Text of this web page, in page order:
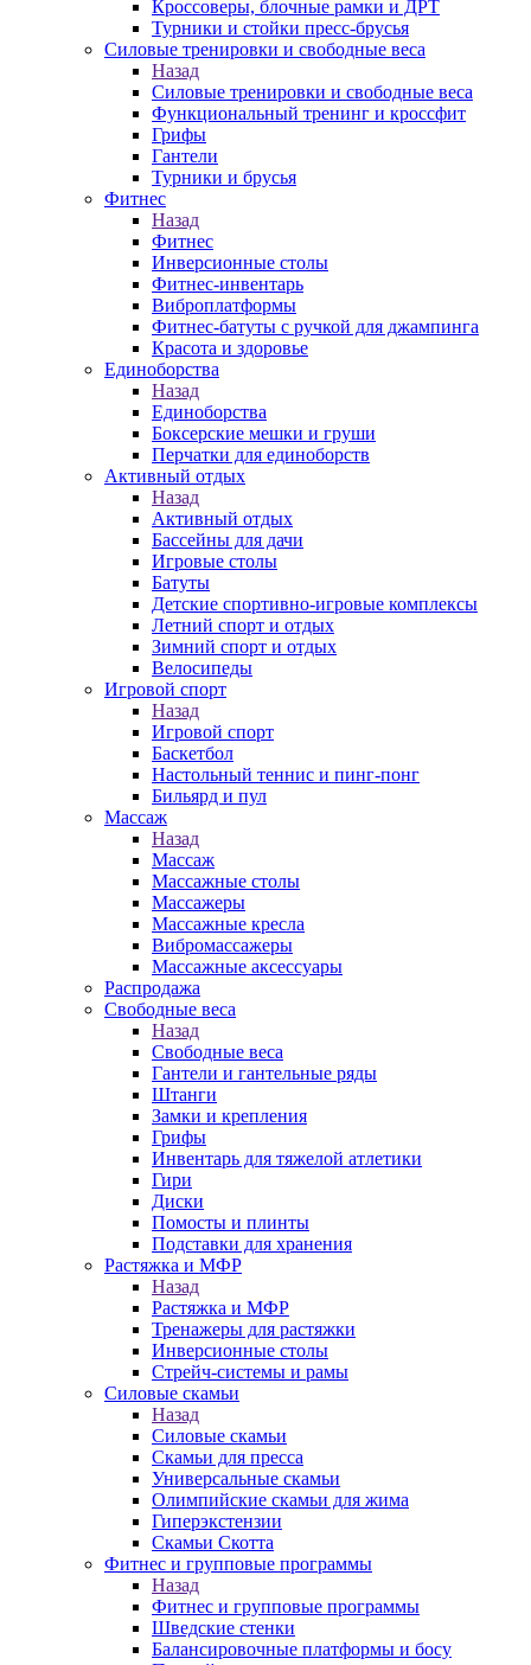
Кроссоверы, блочные рамки и ДРТ
Турники и стойки пресс-брусья
Силовые тренировки и свободные веса
Назад
Силовые тренировки и свободные веса
Функциональный тренинг и кроссфит
Грифы
Гантели
Турники и брусья
Фитнес
Назад
Фитнес
Инверсионные столы
Фитнес-инвентарь
Виброплатформы
Фитнес-батуты с ручкой для джампинга
Красота и здоровье
Единоборства
Назад
Единоборства
Боксерские мешки и груши
Перчатки для единоборств
Активный отдых
Назад
Активный отдых
Бассейны для дачи
Игровые столы
Батуты
Детские спортивно-игровые комплексы
Летний спорт и отдых
Зимний спорт и отдых
Велосипеды
Игровой спорт
Назад
Игровой спорт
Баскетбол
Настольный теннис и пинг-понг
Бильярд и пул
Массаж
Назад
Массаж
Массажные столы
Массажеры
Массажные кресла
Вибромассажеры
Массажные аксессуары
Распродажа
Свободные веса
Назад
Свободные веса
Гантели и гантельные ряды
Штанги
Замки и крепления
Грифы
Инвентарь для тяжелой атлетики
Гири
Диски
Помосты и плинты
Подставки для хранения
Растяжка и МФР
Назад
Растяжка и МФР
Тренажеры для растяжки
Инверсионные столы
Стрейч-системы и рамы
Силовые скамьи
Назад
Силовые скамьи
Скамьи для пресса
Универсальные скамьи
Олимпийские скамьи для жима
Гиперэкстензии
Скамьи Скотта
Фитнес и групповые программы
Назад
Фитнес и групповые программы
Шведские стенки
Балансировочные платформы и босу